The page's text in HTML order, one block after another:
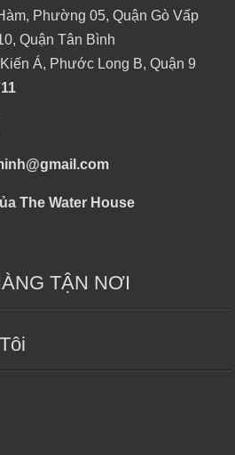
Phường 05, Quận Gò Vấp
Quận Tân Bình
Á, Phước Long B, Quận 9
The Water House
TẬN NƠI